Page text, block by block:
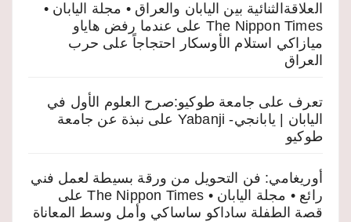
العلاقةالثنائية بين اليابان والعراق • مجلة اليابان •
The Nippon Times على عندما رفض هاياو
ميازاكي استلام الأوسكار احتجاجاً على حرب
العراق
تعرف على جامعة طوكيو:صرح العلوم الأول في
اليابان | يابانجي- Yabanji
على نبذة عن جامعة
طوكيو
أوريغامي: فن التحويل من ورقة بسيطة لعمل فني
رائع • مجلة اليابان • The Nippon Times
على
قصة الطفلة ساداكو ساساكي وأمل وسط المعاناة